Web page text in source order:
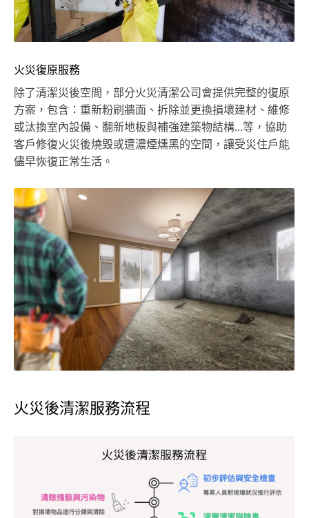
火災復原服務
除了清潔災後空間，部分火災清潔公司會提供完整的復原
方案，包含：重新粉刷牆面、拆除並更換損壞建材、維修
或汰換室內設備、翻新地板與補強建築物結構…等，協助
客戶修復火災後燒毀或遭濃煙燻黑的空間，讓受災住戶能
儘早恢復正常生活。
火災後清潔服務流程